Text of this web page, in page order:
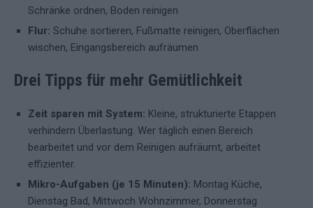
Schränke ordnen, Boden reinigen
Flur: Schuhe sortieren, Fußmatte reinigen, Oberflächen
wischen, Eingangsbereich aufräumen
Drei Tipps für mehr Gemütlichkeit
Zeit sparen mit System: Kleine, strukturierte Etappen
verhindern Überlastung. Wer täglich einen Bereich
bearbeitet und vor dem Reinigen aufräumt, arbeitet
effizienter.
Mikro-Aufgaben (je 15 Minuten): Montag Küche,
Dienstag Bad, Mittwoch Wohnzimmer, Donnerstag